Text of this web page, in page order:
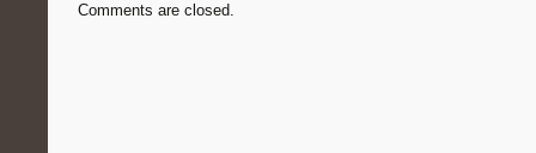
Comments are closed.